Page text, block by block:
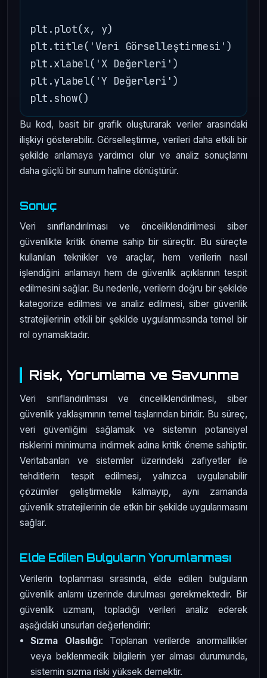
plt.plot(x, y)
plt.title('Veri Görselleştirmesi')
plt.xlabel('X Değerleri')
plt.ylabel('Y Değerleri')
Bu kod, basit bir grafik oluşturarak veriler arasındaki
ilişkiyi gösterebilir. Görselleştirme, verileri daha etkili bir
şekilde anlamaya yardımcı olur ve analiz sonuçlarını
daha güçlü bir sunum haline dönüştürür.
Sonuç
Veri sınıflandırılması ve önceliklendirilmesi siber
güvenlikte kritik öneme sahip bir süreçtir. Bu süreçte
kullanılan teknikler ve araçlar, hem verilerin nasıl
işlendiğini anlamayı hem de güvenlik açıklarının tespit
edilmesini sağlar. Bu nedenle, verilerin doğru bir şekilde
kategorize edilmesi ve analiz edilmesi, siber güvenlik
stratejilerinin etkili bir şekilde uygulanmasında temel bir
rol oynamaktadır.
Risk, Yorumlama ve Savunma
Veri sınıflandırılması ve önceliklendirilmesi, siber
güvenlik yaklaşımının temel taşlarından biridir. Bu süreç,
veri güvenliğini sağlamak ve sistemin potansiyel
risklerini minimuma indirmek adına kritik öneme sahiptir.
Veritabanları ve sistemler üzerindeki zafiyetler ile
tehditlerin tespit edilmesi, yalnızca uygulanabilir
çözümler geliştirmekle kalmayıp, aynı zamanda
güvenlik stratejilerinin de etkin bir şekilde uygulanmasını
sağlar.
Elde Edilen Bulguların Yorumlanması
Verilerin toplanması sırasında, elde edilen bulguların
güvenlik anlamı üzerinde durulması gerekmektedir. Bir
güvenlik uzmanı, topladığı verileri analiz ederek
aşağıdaki unsurları değerlendirir:
Sızma Olasılığı: Toplanan verilerde anormallikler
veya beklenmedik bilgilerin yer alması durumunda,
sistemin sızma riski yüksek demektir.